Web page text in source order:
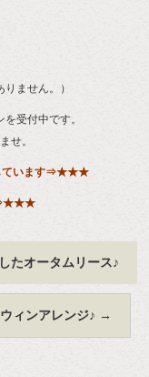
ません。）
受付中です。
せ。
います⇒★★★
★★★
たオータムリース♪
ィンアレンジ♪ →